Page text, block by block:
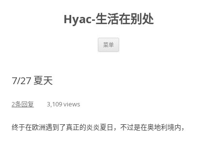
Hyac-生活在别处
菜单
7/27 夏天
2条回复 3,109 views
终于在欧洲遇到了真正的炎炎夏日，不过是在奥地利境内，